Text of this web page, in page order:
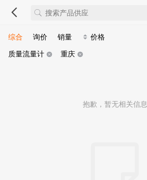
综合 询价 销量
价格
质量流量计
重庆
抱歉，暂无相关信息